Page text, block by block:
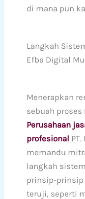
di mana pun
Langkah
Efba Digital
Menerapkan
sebuah proses
Perusahaan
profesional
memandu
langkah
prinsip-prinsip
teruji, seperti